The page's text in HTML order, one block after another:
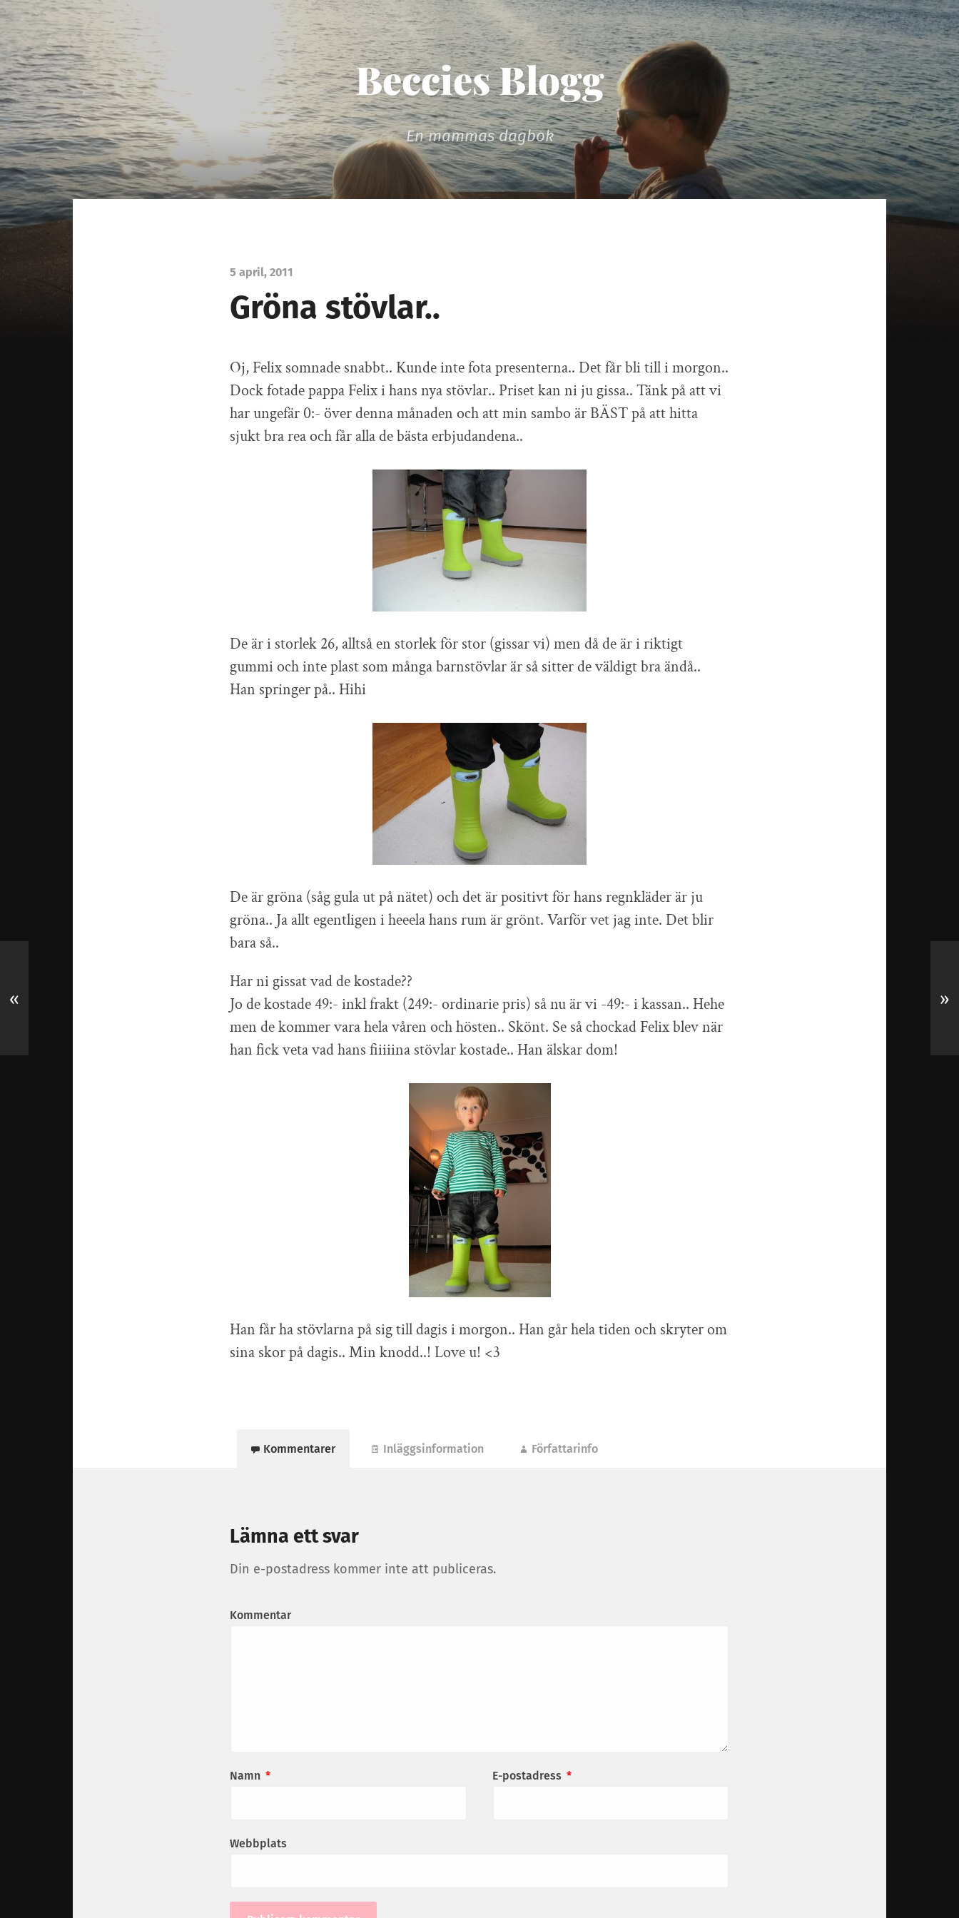
Beccies Blogg
En mammas dagbok
5 april, 2011
Gröna stövlar..
Oj, Felix somnade snabbt.. Kunde inte fota presenterna.. Det får bli till i morgon..
Dock fotade pappa Felix i hans nya stövlar.. Priset kan ni ju gissa.. Tänk på att vi
har ungefär 0:- över denna månaden och att min sambo är BÄST på att hitta
sjukt bra rea och får alla de bästa erbjudandena..
De är i storlek 26, alltså en storlek för stor (gissar vi) men då de är i riktigt
gummi och inte plast som många barnstövlar är så sitter de väldigt bra ändå..
Han springer på.. Hihi
De är gröna (såg gula ut på nätet) och det är positivt för hans regnkläder är ju
gröna.. Ja allt egentligen i heeela hans rum är grönt. Varför vet jag inte. Det blir
bara så..
Har ni gissat vad de kostade??
Jo de kostade 49:- inkl frakt (249:- ordinarie pris) så nu är vi -49:- i kassan.. Hehe
men de kommer vara hela våren och hösten.. Skönt. Se så chockad Felix blev när
han fick veta vad hans fiiiiina stövlar kostade.. Han älskar dom!
Han får ha stövlarna på sig till dagis i morgon.. Han går hela tiden och skryter om
sina skor på dagis.. Min knodd..! Love u! <3
Kommentarer Inläggsinformation Författarinfo
Lämna ett svar
Din e-postadress kommer inte att publiceras.
Kommentar
Namn * E-postadress *
Webbplats
« »